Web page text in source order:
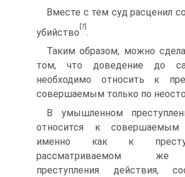
Вместе с тем суд расценил
убийство
[7]
.
Таким образом, можно
том, что доведение до
необходимо относить к
совершаемым только по
В умышленном
относится к совершаемым
именно как к
рассматриваемом же
преступления действия,